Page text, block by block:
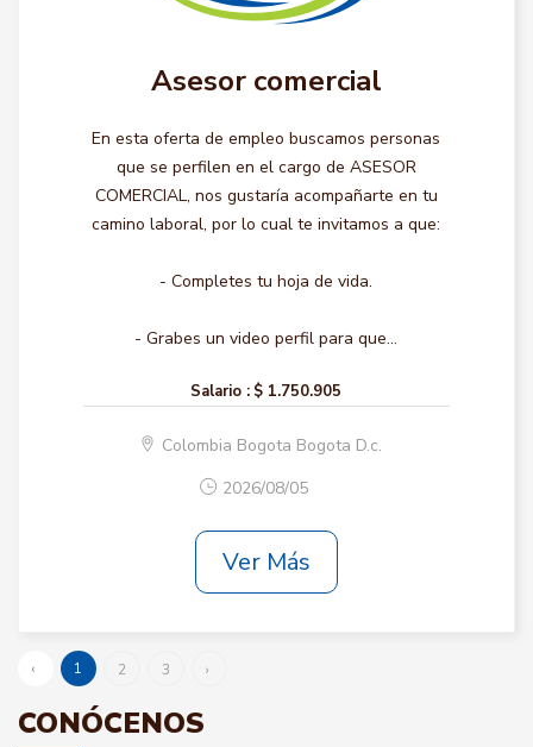
Asesor comercial
En esta oferta de empleo buscamos personas
que se perfilen en el cargo de ASESOR
COMERCIAL, nos gustaría acompañarte en tu
camino laboral, por lo cual te invitamos a que:
- Completes tu hoja de vida.
- Grabes un video perfil para que...
Salario : $ 1.750.905
Colombia Bogota Bogota D.c.
2026/08/05
Ver Más
‹ 1 2 3 ›
CONÓCENOS